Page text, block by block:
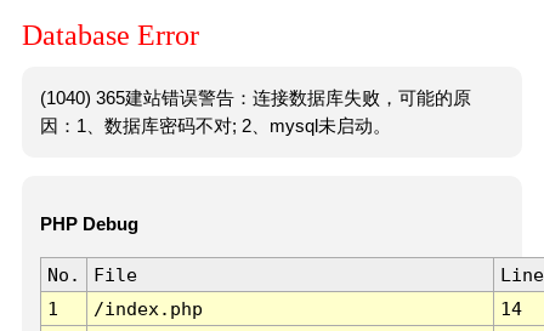
Database Error
(1040) 365建站错误警告：连接数据库失败，可能的原
因：1、数据库密码不对; 2、mysql未启动。
PHP Debug
No. File
Line
1
/index.php 14